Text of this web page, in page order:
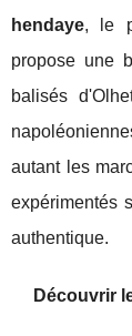
hendaye, le
propose une
balisés
autant les
expérimentés
authentique.
Découvrir